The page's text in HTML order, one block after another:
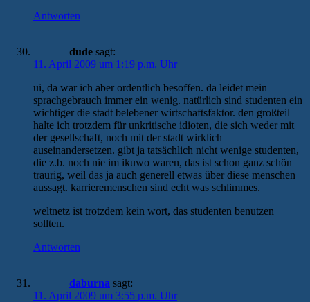
Antworten
dude sagt:
11. April 2009 um 1:19 p.m. Uhr
ui, da war ich aber ordentlich besoffen. da leidet mein
sprachgebrauch immer ein wenig. natürlich sind studenten ein
wichtiger die stadt belebener wirtschaftsfaktor. den großteil
halte ich trotzdem für unkritische idioten, die sich weder mit
der gesellschaft, noch mit der stadt wirklich
auseinandersetzen. gibt ja tatsächlich nicht wenige studenten,
die z.b. noch nie im ikuwo waren, das ist schon ganz schön
traurig, weil das ja auch generell etwas über diese menschen
aussagt. karrieremenschen sind echt was schlimmes.
weltnetz ist trotzdem kein wort, das studenten benutzen
sollten.
Antworten
daburna sagt:
11. April 2009 um 3:55 p.m. Uhr